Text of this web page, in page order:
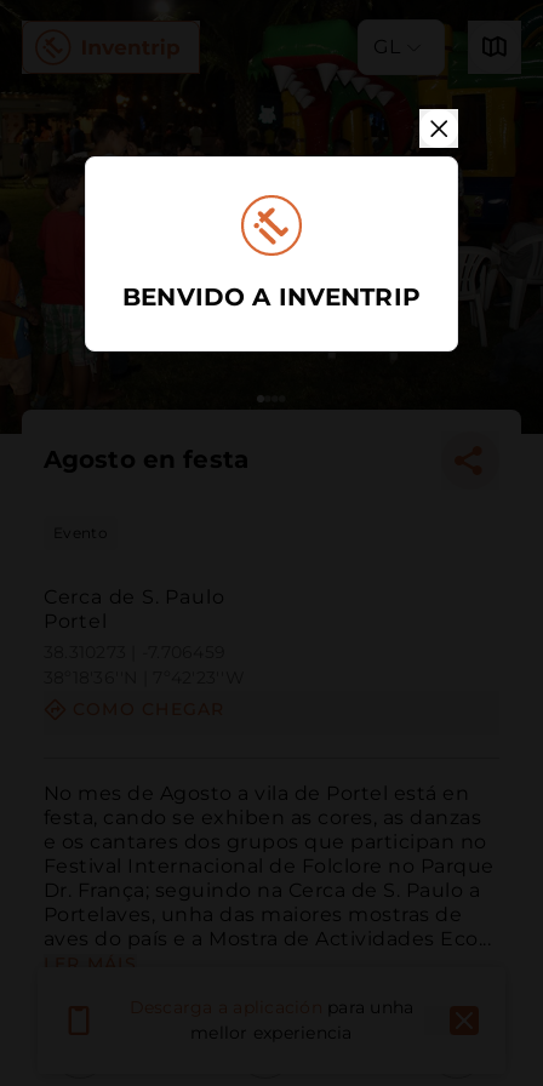
GL
Agosto en festa
Evento
Cerca de S. Paulo
Portel
No mes de Agosto a vila de Portel está en
festa, cando se exhiben as cores, as danzas
e os cantares dos grupos que participan no
Festival Internacional de Folclore no Parque
Dr. França; seguindo na Cerca de S. Paulo a
Portelaves, unha das maiores mostras de
aves do país e a Mostra de Actividades Eco...
para unha
mellor experiencia
BENVIDO A INVENTRIP